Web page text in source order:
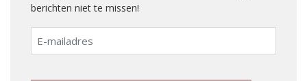
berichten niet te missen!
E-
mailadres